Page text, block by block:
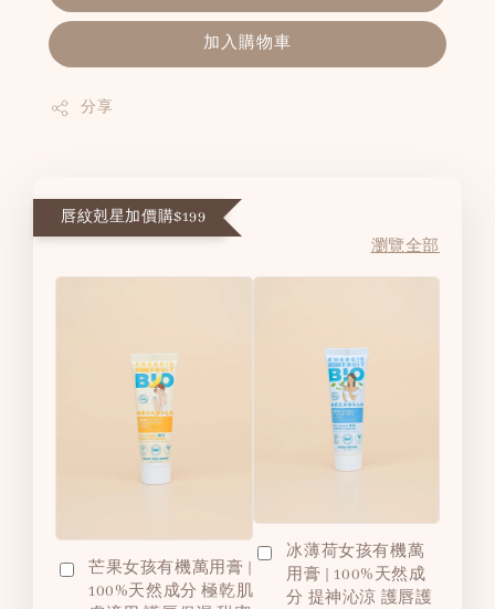
加入購物車
分享
唇紋剋星加價購$199
瀏覽全部
芒果女孩有機萬用膏 |
100%天然成分 極乾肌
冰薄荷女孩有機萬
用膏 | 100%天然成
分 提神沁涼 護唇護